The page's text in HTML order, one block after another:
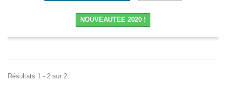
NOUVEAUTEE 2020 !
Résultats 1 - 2 sur 2.